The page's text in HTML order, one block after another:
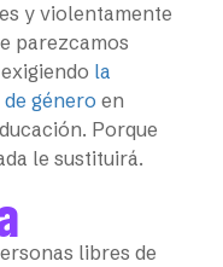
y violentamente
parezcamos
la
género en
Porque
le sustituirá.
libres de